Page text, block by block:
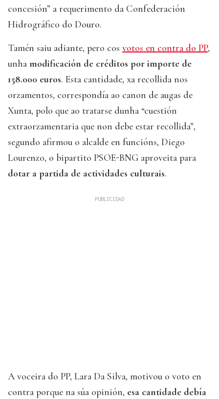
concesión” a requerimento da Confederación
Hidrográfico do Douro.
Tamén saiu adiante, pero cos votos en contra do PP,
unha modificación de créditos por importe de
158.000 euros. Esta cantidade, xa recollida nos
orzamentos, correspondía ao canon de augas de
Xunta, polo que ao tratarse dunha “cuestión
extraorzamentaria que non debe estar recollida”,
segundo afirmou o alcalde en funcións, Diego
Lourenzo, o bipartito PSOE-BNG aproveita para
dotar a partida de actividades culturais.
A voceira do PP, Lara Da Silva, motivou o voto en
contra porque na súa opinión, esa cantidade debía